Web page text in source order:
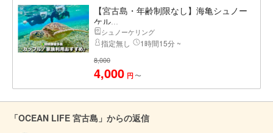
【宮古島・年齢制限なし】海亀シュノー
ケル...
シュノーケリング
指定無し 1時間15分 ~
8,000
4,000 円 〜
「OCEAN LIFE 宮古島」からの返信